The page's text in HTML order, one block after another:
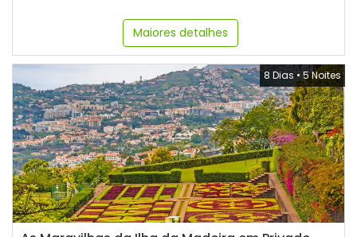
Maiores detalhes
8 Dias •5 Noites